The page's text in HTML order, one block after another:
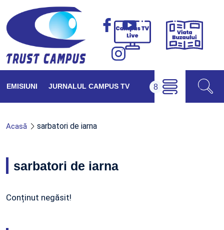
Campus
Viața
EMISIUNI JURNALUL CAMPUS TV
Acasă sarbatori de iarna
sarbatori de iarna
Conținut negăsit!